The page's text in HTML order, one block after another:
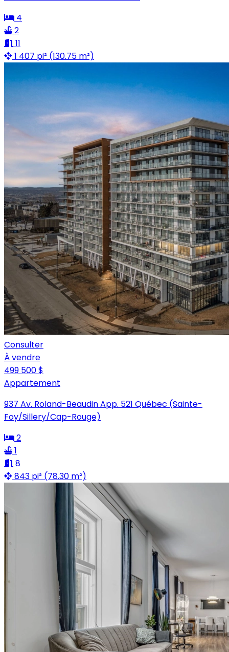
4
2
11
1 407 pi² (130.75 m²)
Consulter
À vendre
499 500 $
Appartement
937 Av. Roland-Beaudin App. 521 Québec (Sainte-
Foy/Sillery/Cap-Rouge)
2
1
8
843 pi² (78.30 m²)